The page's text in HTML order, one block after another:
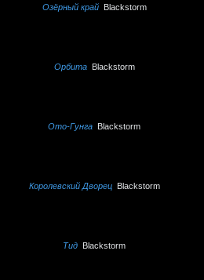
Озёрный край Blackstorm
Орбита Blackstorm
Ото-Гунга Blackstorm
Королевский Дворец Blackstorm
Тид Blackstorm